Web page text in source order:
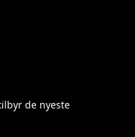
de nyeste